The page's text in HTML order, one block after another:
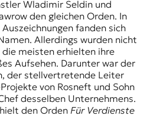
Wladimir Seldin und
den gleichen Orden. In
fanden sich
Allerdings wurden nicht
meisten erhielten ihre
Aufsehen. Darunter war der
der stellvertretende Leiter
von Rosneft und Sohn
desselben Unternehmens.
den Orden Für Verdienste